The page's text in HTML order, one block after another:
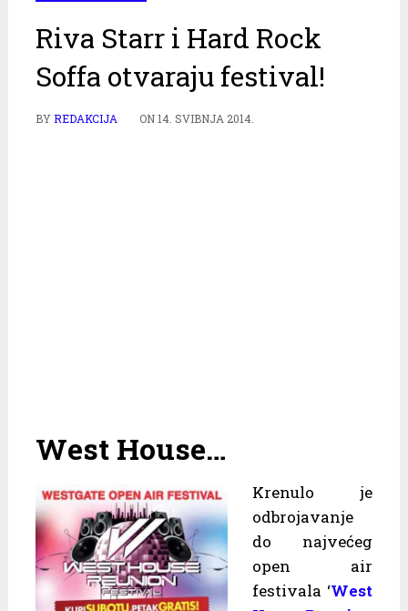
Riva Starr i Hard Rock
Soffa otvaraju festival!
BYREDAKCIJA ON14. SVIBNJA 2014.
West House…
Krenulo je
odbrojavanje
do najvećeg
open air
festivala ‘West